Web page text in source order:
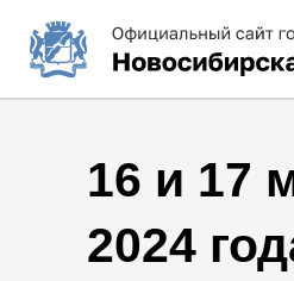
16 и 17
2024